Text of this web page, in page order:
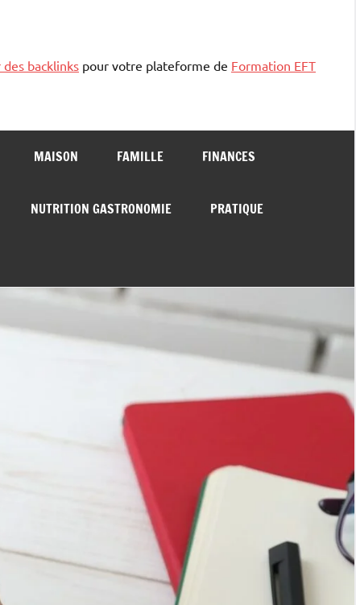
backlinks pour votre plateforme de Formation EFT
MAISON FAMILLE FINANCES
NUTRITION GASTRONOMIE PRATIQUE